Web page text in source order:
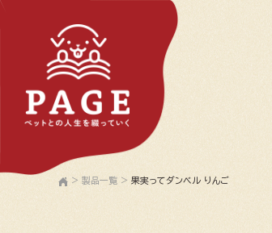
> 製品一覧 > 果実ってダンベル りんご